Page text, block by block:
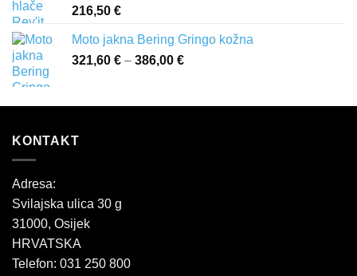
216,50 €
Moto jakna Bering Gringo kožna
321,60 € – 386,00 €
321,60 €
KONTAKT
Adresa:
Svilajska ulica 30 g
31000, Osijek
HRVATSKA
Telefon: 031 250 800